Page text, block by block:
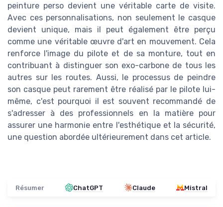
peinture perso devient une véritable carte de visite.
Avec ces personnalisations, non seulement le casque
devient unique, mais il peut également être perçu
comme une véritable œuvre d'art en mouvement. Cela
renforce l'image du pilote et de sa monture, tout en
contribuant à distinguer son exo-carbone de tous les
autres sur les routes. Aussi, le processus de peindre
son casque peut rarement être réalisé par le pilote lui-
même, c'est pourquoi il est souvent recommandé de
s'adresser à des professionnels en la matière pour
assurer une harmonie entre l'esthétique et la sécurité,
une question abordée ultérieurement dans cet article.
Résumer ChatGPT Claude Mistral